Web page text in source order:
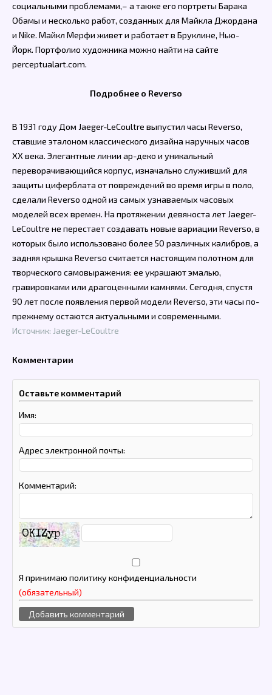
социальными проблемами,– а также его портреты Барака
Обамы и несколько работ, созданных для Майкла Джордана
и Nike. Майкл Мерфи живет и работает в Бруклине, Нью-
Йорк. Портфолио художника можно найти на сайте
perceptualart.com.
Подробнее о Reverso
В 1931 году Дом Jaeger-LeCoultre выпустил часы Reverso,
ставшие эталоном классического дизайна наручных часов
XX века. Элегантные линии ар-деко и уникальный
переворачивающийся корпус, изначально служивший для
защиты циферблата от повреждений во время игры в поло,
сделали Reverso одной из самых узнаваемых часовых
моделей всех времен. На протяжении девяноста лет Jaeger-
LeCoultre не перестает создавать новые вариации Reverso, в
которых было использовано более 50 различных калибров, а
задняя крышка Reverso считается настоящим полотном для
творческого самовыражения: ее украшают эмалью,
гравировками или драгоценными камнями. Сегодня, спустя
90 лет после появления первой модели Reverso, эти часы по-
прежнему остаются актуальными и современными.
Источник: Jaeger-LeCoultre
Комментарии
Оставьте комментарий
Имя:
Адрес электронной почты:
Комментарий:
OKIZyp
Я принимаю политику конфиденциальности
(обязательный)